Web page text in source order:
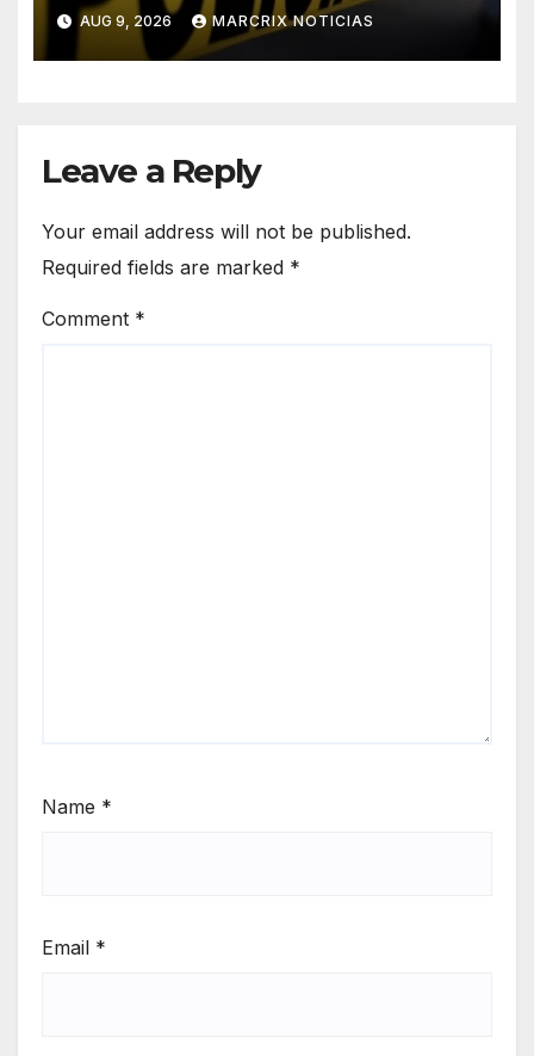
Otoch de Cancún
AUG 9, 2026 MARCRIX NOTICIAS
Leave a Reply
Your email address will not be published.
Required fields are marked *
Comment *
Name *
Email *